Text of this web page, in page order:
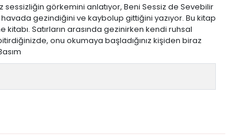
sessizliğin görkemini anlatıyor, Beni Sessiz de Sevebilir
gezindiğini ve kaybolup gittiğini yazıyor. Bu kitap
Satırların arasında gezinirken kendi ruhsal
onu okumaya başladığınız kişiden biraz